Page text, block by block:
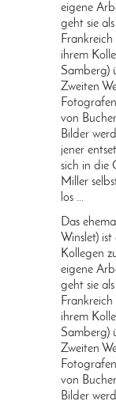
eigene
geht sie
ihrem
Samberg)
Zweiten
von
Bilder
jener
sich in die
Miller
los ...
Das
Winslet)
Kollegen
eigene
geht sie
ihrem
Samberg)
Zweiten
von
Bilder